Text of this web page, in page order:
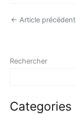
← Article précédent
Rechercher
Categories